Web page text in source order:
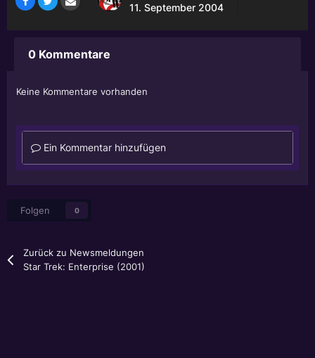
11. September 2004
0 Kommentare
Keine Kommentare vorhanden
Ein Kommentar hinzufügen
Folgen 0
Zurück zu Newsmeldungen
Star Trek: Enterprise (2001)